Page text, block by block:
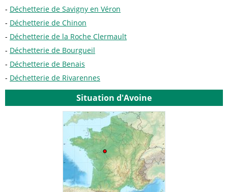
Déchetterie de Savigny en Véron
Déchetterie de Chinon
Déchetterie de la Roche Clermault
Déchetterie de Bourgueil
Déchetterie de Benais
Déchetterie de Rivarennes
Situation d'Avoine